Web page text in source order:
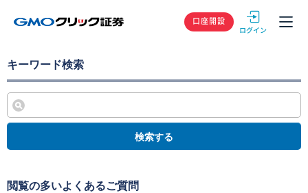
GMOクリック
口座開設
キーワード検索
検索する
閲覧の多いよくあるご質問